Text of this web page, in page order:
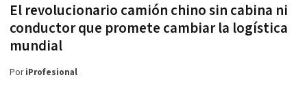
El revolucionario camión chino sin cabina ni
conductor que promete cambiar la logística
mundial
PoriProfesional